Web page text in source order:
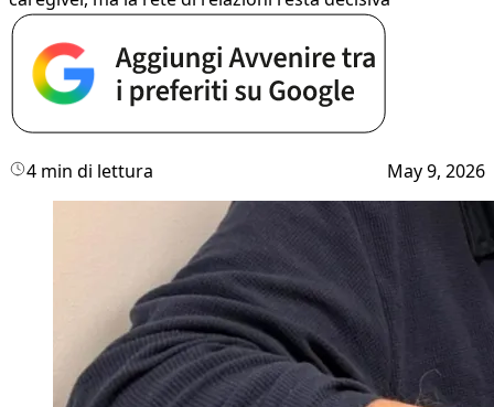
4 min di lettura May 9, 2026